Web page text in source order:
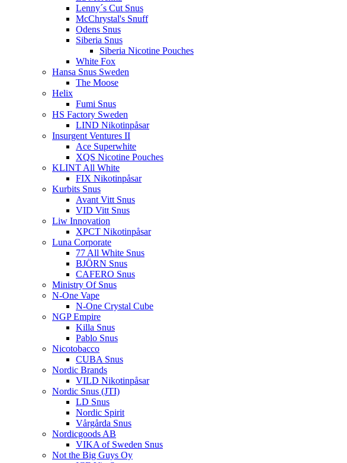
Lenny´s Cut Snus
McChrystal's Snuff
Odens Snus
Siberia Snus
Siberia Nicotine Pouches
White Fox
Hansa Snus Sweden
The Moose
Helix
Fumi Snus
HS Factory Sweden
LIND Nikotinpåsar
Insurgent Ventures II
Ace Superwhite
XQS Nicotine Pouches
KLINT All White
FIX Nikotinpåsar
Kurbits Snus
Avant Vitt Snus
VID Vitt Snus
Liw Innovation
XPCT Nikotinpåsar
Luna Corporate
77 All White Snus
BJÖRN Snus
CAFERO Snus
Ministry Of Snus
N-One Vape
N-One Crystal Cube
NGP Empire
Killa Snus
Pablo Snus
Nicotobacco
CUBA Snus
Nordic Brands
VILD Nikotinpåsar
Nordic Snus (JTI)
LD Snus
Nordic Spirit
Vårgårda Snus
Nordicgoods AB
VIKA of Sweden Snus
Not the Big Guys Oy